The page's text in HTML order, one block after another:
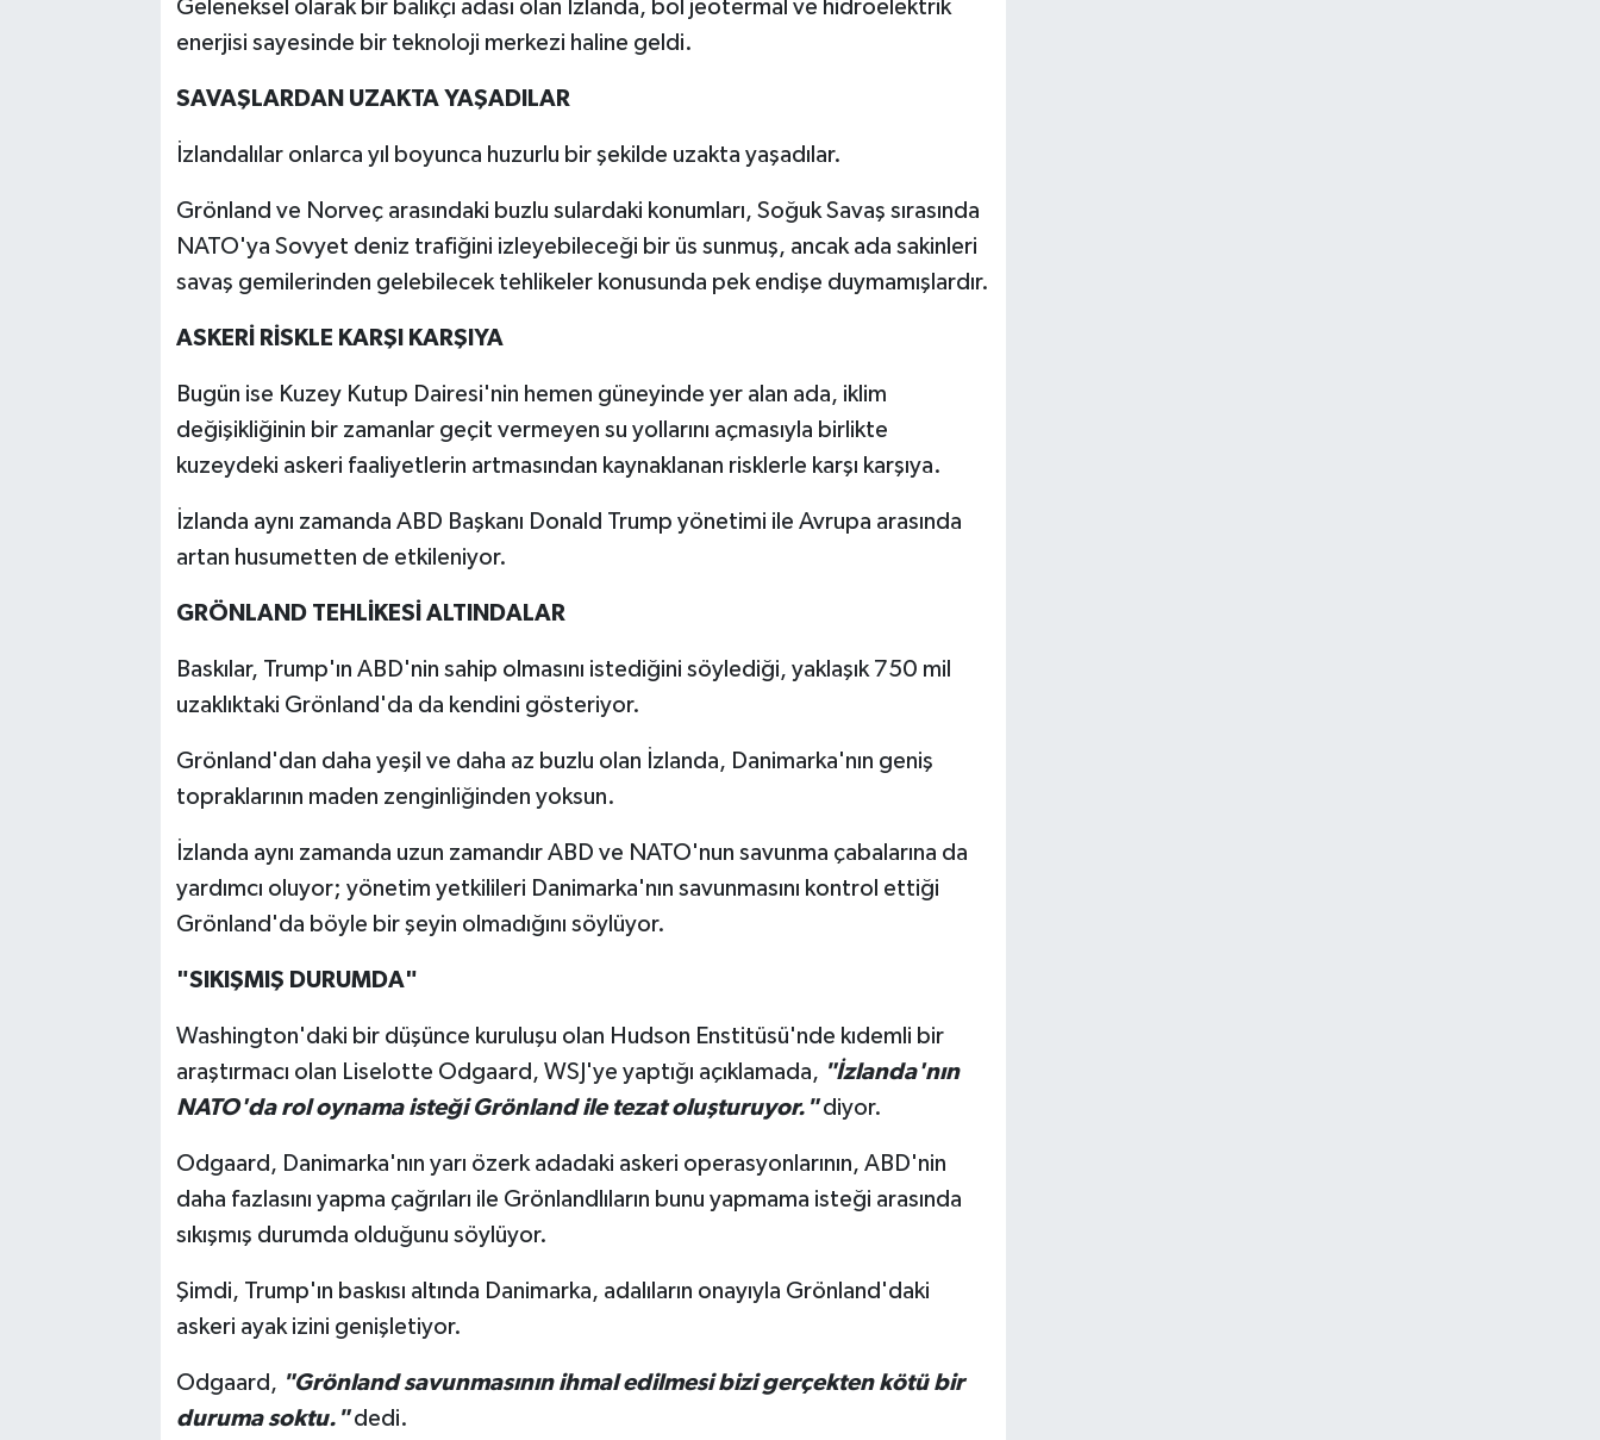
Geleneksel olarak bir balıkçı adası olan İzlanda, bol jeotermal ve hidroelektrik
enerjisi sayesinde bir teknoloji merkezi haline geldi.
SAVAŞLARDAN UZAKTA YAŞADILAR
İzlandalılar onlarca yıl boyunca huzurlu bir şekilde uzakta yaşadılar.
Grönland ve Norveç arasındaki buzlu sulardaki konumları, Soğuk Savaş sırasında
NATO'ya Sovyet deniz trafiğini izleyebileceği bir üs sunmuş, ancak ada sakinleri
savaş gemilerinden gelebilecek tehlikeler konusunda pek endişe duymamışlardır.
ASKERİ RİSKLE KARŞI KARŞIYA
Bugün ise Kuzey Kutup Dairesi'nin hemen güneyinde yer alan ada, iklim
değişikliğinin bir zamanlar geçit vermeyen su yollarını açmasıyla birlikte
kuzeydeki askeri faaliyetlerin artmasından kaynaklanan risklerle karşı karşıya.
İzlanda aynı zamanda ABD Başkanı Donald Trump yönetimi ile Avrupa arasında
artan husumetten de etkileniyor.
GRÖNLAND TEHLİKESİ ALTINDALAR
Baskılar, Trump'ın ABD'nin sahip olmasını istediğini söylediği, yaklaşık 750 mil
uzaklıktaki Grönland'da da kendini gösteriyor.
Grönland'dan daha yeşil ve daha az buzlu olan İzlanda, Danimarka'nın geniş
topraklarının maden zenginliğinden yoksun.
İzlanda aynı zamanda uzun zamandır ABD ve NATO'nun savunma çabalarına da
yardımcı oluyor; yönetim yetkilileri Danimarka'nın savunmasını kontrol ettiği
Grönland'da böyle bir şeyin olmadığını söylüyor.
"SIKIŞMIŞ DURUMDA"
Washington'daki bir düşünce kuruluşu olan Hudson Enstitüsü'nde kıdemli bir
araştırmacı olan Liselotte Odgaard, WSJ'ye yaptığı açıklamada, "İzlanda'nın
NATO'da rol oynama isteği Grönland ile tezat oluşturuyor."diyor.
Odgaard, Danimarka'nın yarı özerk adadaki askeri operasyonlarının, ABD'nin
daha fazlasını yapma çağrıları ile Grönlandlıların bunu yapmama isteği arasında
sıkışmış durumda olduğunu söylüyor.
Şimdi, Trump'ın baskısı altında Danimarka, adalıların onayıyla Grönland'daki
askeri ayak izini genişletiyor.
Odgaard, "Grönland savunmasının ihmal edilmesi bizi gerçekten kötü bir
duruma soktu."dedi.